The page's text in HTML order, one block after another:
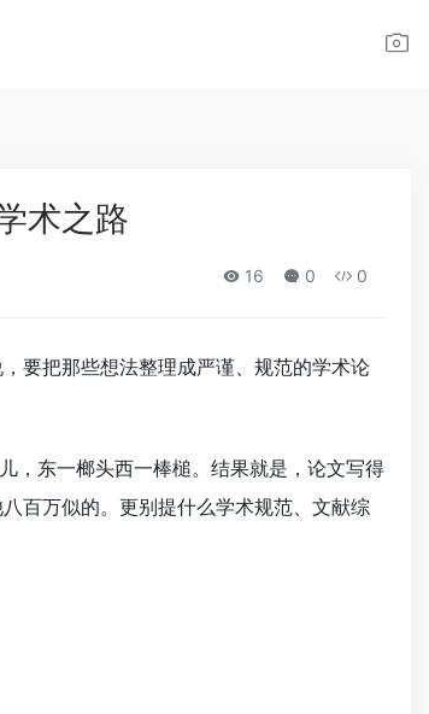
术之路
16 0 0
要把那些想法整理成严谨、规范的学术论
，东一榔头西一棒槌。结果就是，论文写得
百万似的。更别提什么学术规范、文献综